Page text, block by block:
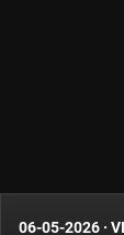
06-05-2026 ·